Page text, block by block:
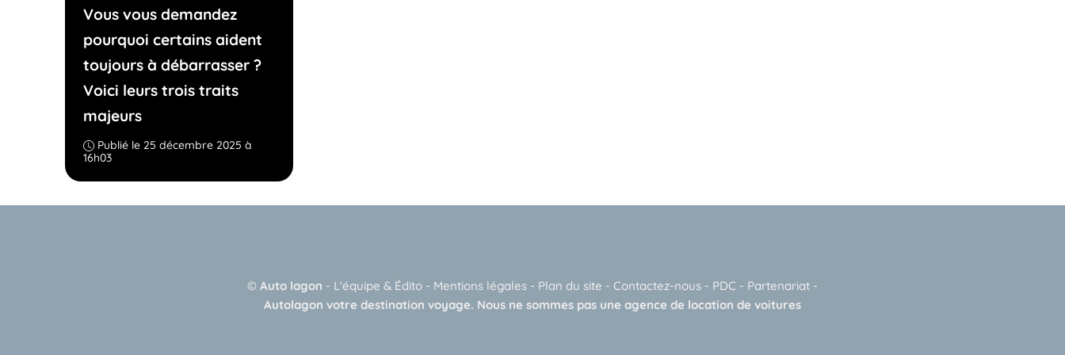
Vous vous demandez
pourquoi certains aident
toujours à débarrasser ?
Voici leurs trois traits
majeurs
Publié le 25 décembre 2025 à
16h03
© Auto lagon - L'équipe & Édito - Mentions légales - Plan du site - Contactez-nous - PDC - Partenariat -
Autolagon votre destination voyage. Nous ne sommes pas une agence de location de voitures